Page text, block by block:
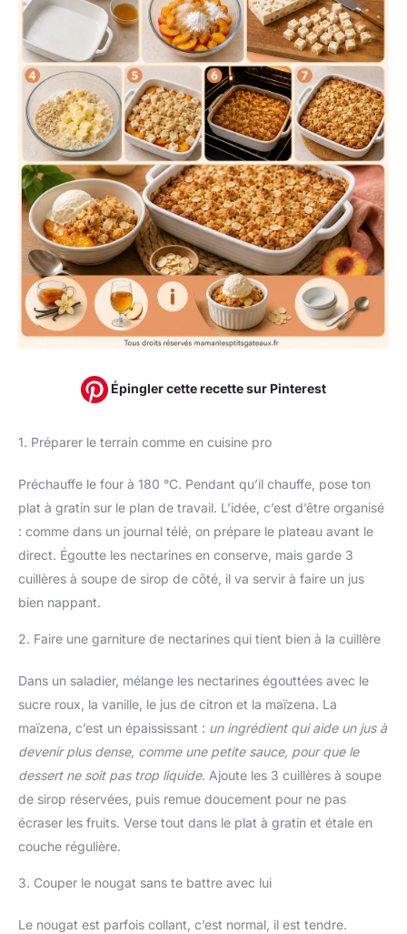
Épingler cette recette sur Pinterest
1. Préparer le terrain comme en cuisine pro
Préchauffe le four à 180 °C. Pendant qu’il chauffe, pose ton
plat à gratin sur le plan de travail. L’idée, c’est d’être organisé
: comme dans un journal télé, on prépare le plateau avant le
direct. Égoutte les nectarines en conserve, mais garde 3
cuillères à soupe de sirop de côté, il va servir à faire un jus
bien nappant.
2. Faire une garniture de nectarines qui tient bien à la cuillère
Dans un saladier, mélange les nectarines égouttées avec le
sucre roux, la vanille, le jus de citron et la maïzena. La
maïzena, c’est un épaississant : un ingrédient qui aide un jus à
devenir plus dense, comme une petite sauce, pour que le
dessert ne soit pas trop liquide. Ajoute les 3 cuillères à soupe
de sirop réservées, puis remue doucement pour ne pas
écraser les fruits. Verse tout dans le plat à gratin et étale en
couche régulière.
3. Couper le nougat sans te battre avec lui
Le nougat est parfois collant, c’est normal, il est tendre.